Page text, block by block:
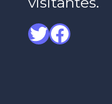
Twitter